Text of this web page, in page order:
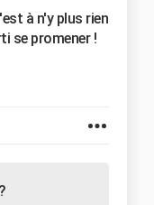
à n'y plus rien
se promener !